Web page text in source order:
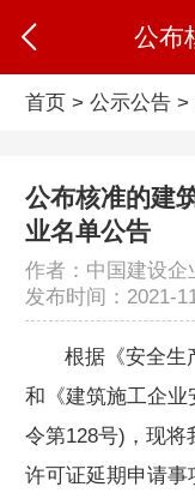
首页> 公示公告>
公布核准的建
业名单公告
作者：中国建设企
发布时间：2021-
根据《安全生
和《建筑施工企业
令第128号)，现将
许可证延期申请事